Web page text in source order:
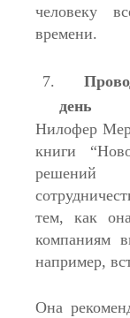
человеку
времени.
день
Нилофер
книги
решений
тем, как
компаниям
например,
Она